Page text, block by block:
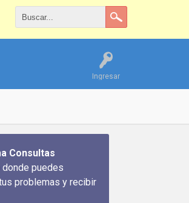
Ingresar
Consultas
puedes
problemas y recibir